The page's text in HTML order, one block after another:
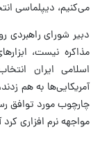
می‌کنیم، دیپلماسی
دبیر شورای راهبردی
مذاکره نیست،
اسلامی ایران
آمریکایی‌ها به هم
چارچوب مورد توافق
مواجهه نرم افزاری